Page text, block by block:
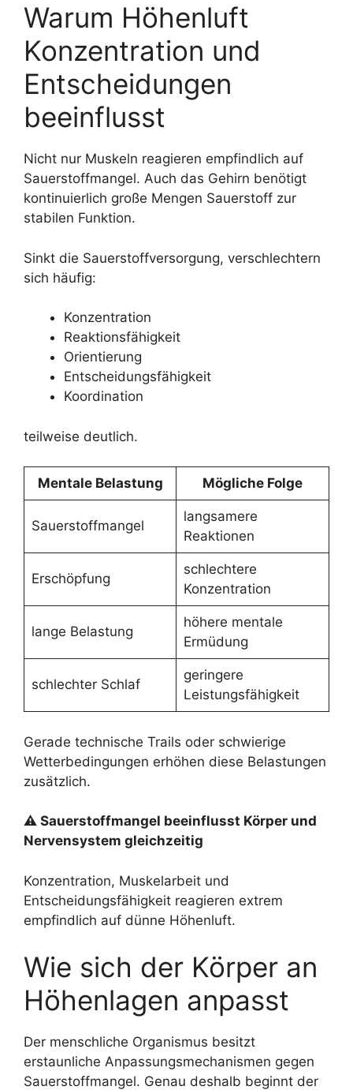
Warum Höhenluft
Konzentration und
Entscheidungen
beeinflusst
Nicht nur Muskeln reagieren empfindlich auf
Sauerstoffmangel. Auch das Gehirn benötigt
kontinuierlich große Mengen Sauerstoff zur
stabilen Funktion.
Sinkt die Sauerstoffversorgung, verschlechtern
sich häufig:
Konzentration
Reaktionsfähigkeit
Orientierung
Entscheidungsfähigkeit
Koordination
teilweise deutlich.
Mentale Belastung Mögliche Folge
Sauerstoffmangel
langsamere
Reaktionen
Erschöpfung
schlechtere
Konzentration
lange Belastung
höhere mentale
Ermüdung
schlechter Schlaf
geringere
Leistungsfähigkeit
Gerade technische Trails oder schwierige
Wetterbedingungen erhöhen diese Belastungen
zusätzlich.
⚠ Sauerstoffmangel beeinflusst Körper und
Nervensystem gleichzeitig
Konzentration, Muskelarbeit und
Entscheidungsfähigkeit reagieren extrem
empfindlich auf dünne Höhenluft.
Wie sich der Körper an
Höhenlagen anpasst
Der menschliche Organismus besitzt
erstaunliche Anpassungsmechanismen gegen
Sauerstoffmangel. Genau deshalb beginnt der